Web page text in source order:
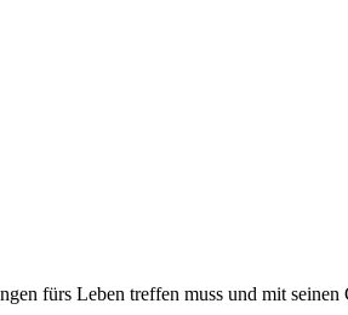
fürs Leben treffen muss und mit